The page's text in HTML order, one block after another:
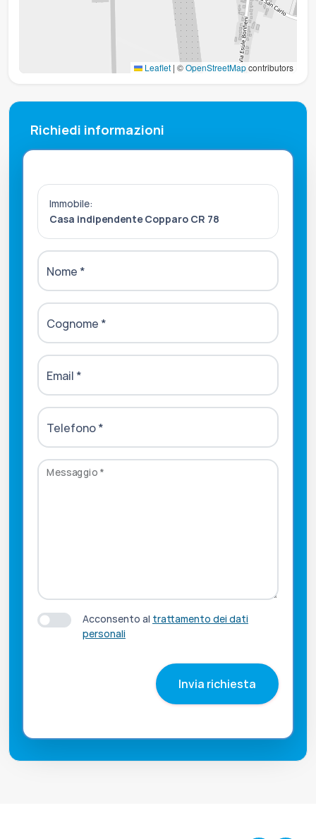
Leaflet | ©OpenStreetMapcontributors
Richiedi informazioni
Immobile:
Casa indipendente Copparo CR 78
Nome *
Cognome *
Email *
Telefono*
Messaggio *
Acconsento al trattamento dei dati
personali
Invia richiesta